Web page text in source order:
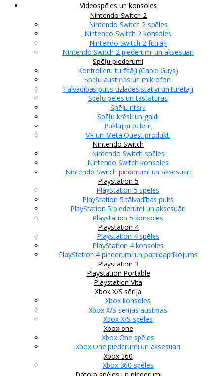
Videospēles un konsoles
Nintendo Switch 2
Nintendo Switch 2 spēles
Nintendo Switch 2 konsoles
Nintendo Switch 2 futrāļi
Nintendo Switch 2 piederumi un aksesuāri
Spēļu piederumi
Kontrolieru turētāji (Cable Guys)
Spēļu austiņas un mikrofoni
Tālvadības pults uzlādes statīvi un turētāji
Spēļu peles un tastatūras
Spēļu riteņi
Spēļu krēsli un galdi
Paklājiņi pelēm
VR un Meta Quest produkti
Nintendo Switch
Nintendo Switch spēles
Nintendo Switch konsoles
Nintendo Switch piederumi un aksesuāri
Playstation 5
PlayStation 5 spēles
PlayStation 5 tālvadības pults
PlayStation 5 piederumi un aksesuāri
Playstation 5 konsoles
Playstation 4
Playstation 4 spēles
PlayStation 4 konsoles
PlayStation 4 piederumi un papildaprīkojums
Playstation 3
Playstation Portable
Playstation Vita
Xbox X/S sērija
Xbox konsoles
Xbox X/S sērijas austiņas
Xbox X/S spēles
Xbox one
Xbox One spēles
Xbox One piederumi un aksesuāri
Xbox 360
Xbox 360 spēles
Datora spēles un piederumi